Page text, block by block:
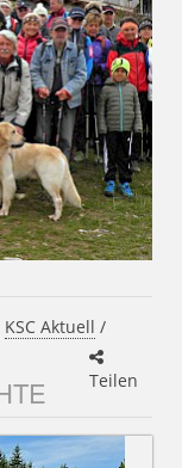
KSC Aktuell /
Teilen